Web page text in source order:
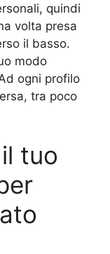
quindi
volta presa
il basso.
modo
ogni profilo
tra poco
tuo